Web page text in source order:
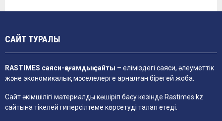
САЙТ ТУРАЛЫ
RASTIMES саяси-қоғамдық сайты – еліміздегі саяси, әлеуметтік
және экономикалық мәселелерге арналған бірегей жоба.
Сайт әкімшілігі материалды көшіріп басу кезінде Rastimes.kz
сайтына тікелей гиперсілтеме көрсетуді талап етеді.